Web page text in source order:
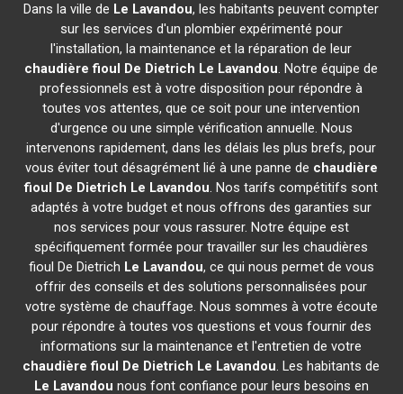
Dans la ville de Le Lavandou, les habitants peuvent compter
sur les services d'un plombier expérimenté pour
l'installation, la maintenance et la réparation de leur
chaudière fioul De Dietrich Le Lavandou. Notre équipe de
professionnels est à votre disposition pour répondre à
toutes vos attentes, que ce soit pour une intervention
d'urgence ou une simple vérification annuelle. Nous
intervenons rapidement, dans les délais les plus brefs, pour
vous éviter tout désagrément lié à une panne de chaudière
fioul De Dietrich Le Lavandou. Nos tarifs compétitifs sont
adaptés à votre budget et nous offrons des garanties sur
nos services pour vous rassurer. Notre équipe est
spécifiquement formée pour travailler sur les chaudières
fioul De Dietrich Le Lavandou, ce qui nous permet de vous
offrir des conseils et des solutions personnalisées pour
votre système de chauffage. Nous sommes à votre écoute
pour répondre à toutes vos questions et vous fournir des
informations sur la maintenance et l'entretien de votre
chaudière fioul De Dietrich Le Lavandou. Les habitants de
Le Lavandou nous font confiance pour leurs besoins en